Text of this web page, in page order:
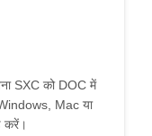
SXC को DOC में
Mac या
करें।